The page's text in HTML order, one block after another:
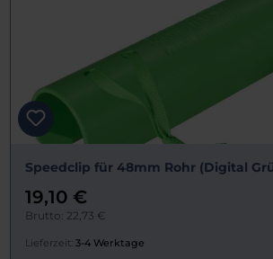
Speedclip für 48mm Rohr (Digital
19,10 €
Brutto: 22,73 €
Lieferzeit: 3-4 Werktage